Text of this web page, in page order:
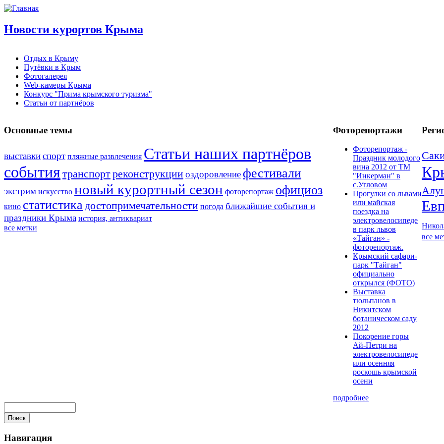
Новости курортов Крыма
Отдых в Крыму
Путёвки в Крым
Фотогалерея
Web-камеры Крыма
Конкурс "Прима крымского туризма"
Статьи от партнёров
Основные темы
выставкиспорт пляжные развлечения Статьи наших партнёров
событиятранспортреконструкцииоздоровление фестивали
экстрим искусство новый курортный сезон фоторепортаж официоз
кино статистикадостопримечательности погода ближайшие события и
праздники Крыма история, антиквариат
все метки
Фоторепортажи
Фоторепортаж -
Праздник молодого
вина 2012 от ТМ
"Инкерман" в
с.Угловом
Прогулки cо львами
или майская
поездка на
электровелосипеде
в парк львов
«Тайган» -
фоторепортаж.
Крымский сафари-
парк "Тайган"
официально
открылся (ФОТО)
Выставка
тюльпанов в
Никитском
ботаническом саду
2012
Покорение горы
Ай-Петри на
электровелосипеде
или осенняя
роскошь крымской
осени
подробнее
все
Навигация